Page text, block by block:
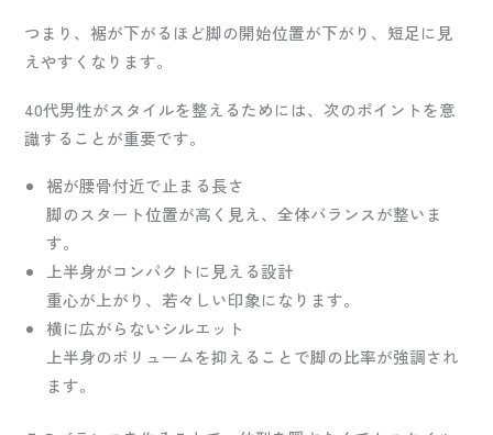
つまり、裾が下がるほど脚の開始位置が下がり、短足に見
えやすくなります。
40代男性がスタイルを整えるためには、次のポイントを意
識することが重要です。
裾が腰骨付近で止まる長さ
脚のスタート位置が高く見え、全体バランスが整いま
す。
上半身がコンパクトに見える設計
重心が上がり、若々しい印象になります。
横に広がらないシルエット
上半身のボリュームを抑えることで脚の比率が強調され
ます。